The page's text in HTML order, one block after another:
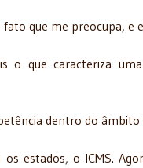
que me preocupa, e
que caracteriza
dentro do
estados, o ICMS.